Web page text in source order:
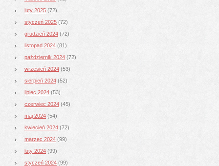
luty 2025 (72)
styczeń 2025 (72)
grudzień 2024 (72)
listopad 2024 (81)
październik 2024 (72)
wrzesień 2024 (53)
sierpień 2024 (52)
lipiec 2024 (53)
czerwiec 2024 (45)
maj 2024 (54)
kwiecień 2024 (72)
marzec 2024 (99)
luty 2024 (99)
styczeń 2024 (99)